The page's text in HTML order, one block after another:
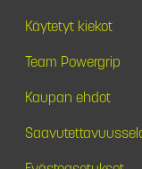
Käytetyt kiekot
Team Powergrip
Kaupan ehdot